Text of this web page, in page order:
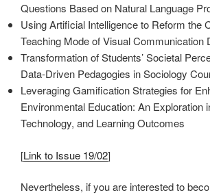
Questions Based on Natural Language
Using Artificial Intelligence to Reform the
Teaching Mode of Visual Communication
Transformation of Students’ Societal
Data-Driven Pedagogies in Sociology
Leveraging Gamification Strategies for
Environmental Education: An Exploration
Technology, and Learning Outcomes
[Link to Issue 19/02]
Nevertheless, if you are interested to